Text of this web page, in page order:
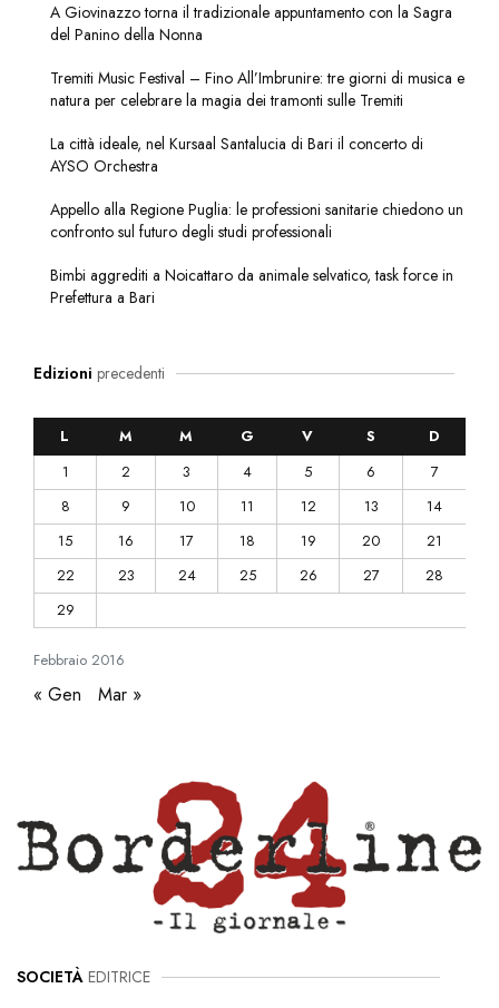
A Giovinazzo torna il tradizionale appuntamento con la Sagra
del Panino della Nonna
Tremiti Music Festival – Fino All’Imbrunire: tre giorni di musica e
natura per celebrare la magia dei tramonti sulle Tremiti
La città ideale, nel Kursaal Santalucia di Bari il concerto di
AYSO Orchestra
Appello alla Regione Puglia: le professioni sanitarie chiedono un
confronto sul futuro degli studi professionali
Bimbi aggrediti a Noicattaro da animale selvatico, task force in
Prefettura a Bari
Edizioni precedenti
Febbraio 2016
L M M G V S
D
1
2 3 4 5 6
7
8
9 10 11 12 13
14
15
16 17 18 19 20
21
22
23 24 25 26 27
28
29
« Gen Mar »
SOCIETÀ EDITRICE